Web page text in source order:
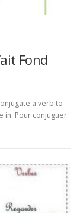
Fond
a verb to
in. Pour conjuguer